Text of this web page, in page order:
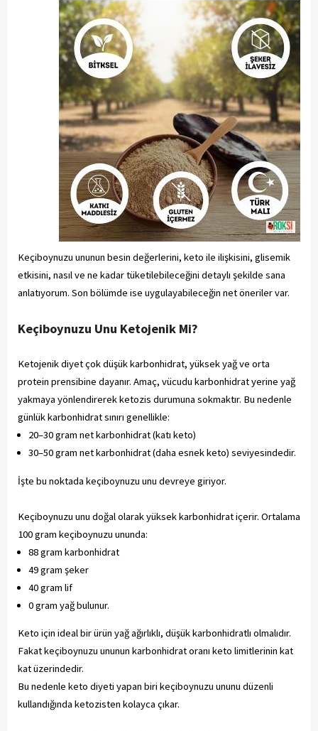
Keçiboynuzu ununun besin değerlerini, keto ile ilişkisini, glisemik
etkisini, nasıl ve ne kadar tüketilebileceğini detaylı şekilde sana
anlatıyorum. Son bölümde ise uygulayabileceğin net öneriler var.
Keçiboynuzu Unu Ketojenik Mi?
Ketojenik diyet çok düşük karbonhidrat, yüksek yağ ve orta
protein prensibine dayanır. Amaç, vücudu karbonhidrat yerine yağ
yakmaya yönlendirerek ketozis durumuna sokmaktır. Bu nedenle
günlük karbonhidrat sınırı genellikle:
20–30 gram net karbonhidrat (katı keto)
30–50 gram net karbonhidrat (daha esnek keto) seviyesindedir.
İşte bu noktada keçiboynuzu unu devreye giriyor.
Keçiboynuzu unu doğal olarak yüksek karbonhidrat içerir. Ortalama
100 gram keçiboynuzu ununda:
88 gram karbonhidrat
49 gram şeker
40 gram lif
0 gram yağ bulunur.
Keto için ideal bir ürün yağ ağırlıklı, düşük karbonhidratlı olmalıdır.
Fakat keçiboynuzu ununun karbonhidrat oranı keto limitlerinin kat
kat üzerindedir.
Bu nedenle keto diyeti yapan biri keçiboynuzu ununu düzenli
kullandığında ketozisten kolayca çıkar.